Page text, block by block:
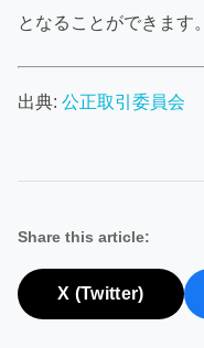
となることができます。
出典: 公正取引委員会
Share this article:
X (Twitter)